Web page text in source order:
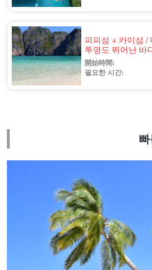
피피섬 + 카이섬 /
투명도 뛰어난 바
& 공항 송영 가능
함＞（No.v-1）（
開始時間:
필요한 시간: